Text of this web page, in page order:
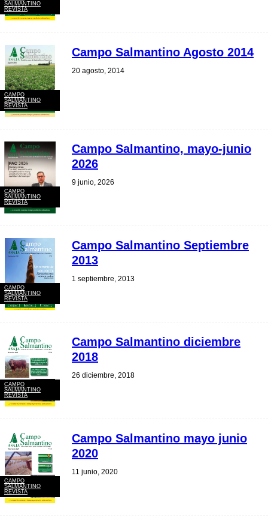
SALMANTINO
REVISTA
CAMPO
SALMANTINO
REVISTA
Campo Salmantino Agosto 2014
20 agosto, 2014
CAMPO
SALMANTINO
REVISTA
Campo Salmantino, mayo-junio
2026
9 junio, 2026
CAMPO
SALMANTINO
REVISTA
Campo Salmantino Septiembre
2013
1 septiembre, 2013
CAMPO
SALMANTINO
REVISTA
Campo Salmantino diciembre
2018
26 diciembre, 2018
CAMPO
SALMANTINO
REVISTA
Campo Salmantino mayo junio
2020
11 junio, 2020